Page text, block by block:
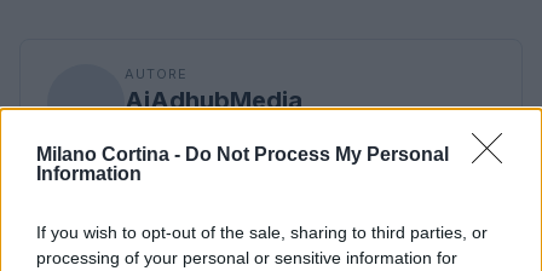
Milano Cortina - Do Not Process My Personal
Information
If you wish to opt-out of the sale, sharing to third parties, or
processing of your personal or sensitive information for
AUTORE
AiAdhubMedia